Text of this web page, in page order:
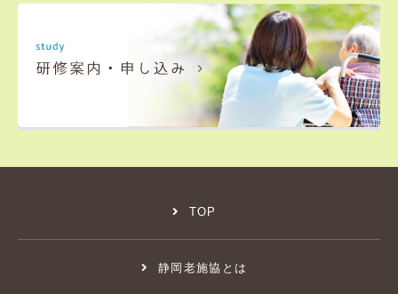
TOP
静岡老施協とは